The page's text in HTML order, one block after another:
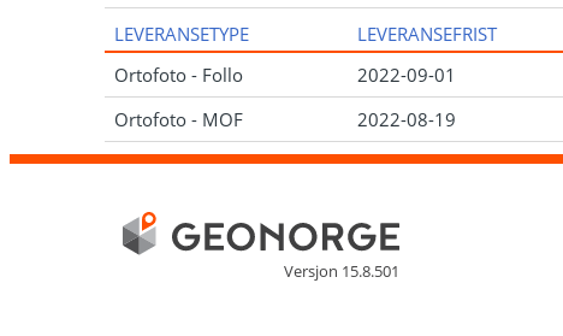
LEVERANSETYPE LEVERANSEFRIST
Ortofoto - Follo
2022-09-01
Ortofoto - MOF
2022-08-19